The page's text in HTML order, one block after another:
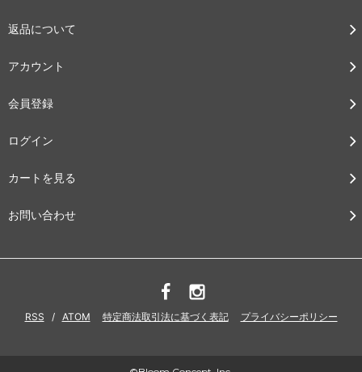
返品について
アカウント
会員登録
ログイン
カートを見る
お問い合わせ
RSS / ATOM 特定商法取引法に基づく表記 プライバシーポリシー